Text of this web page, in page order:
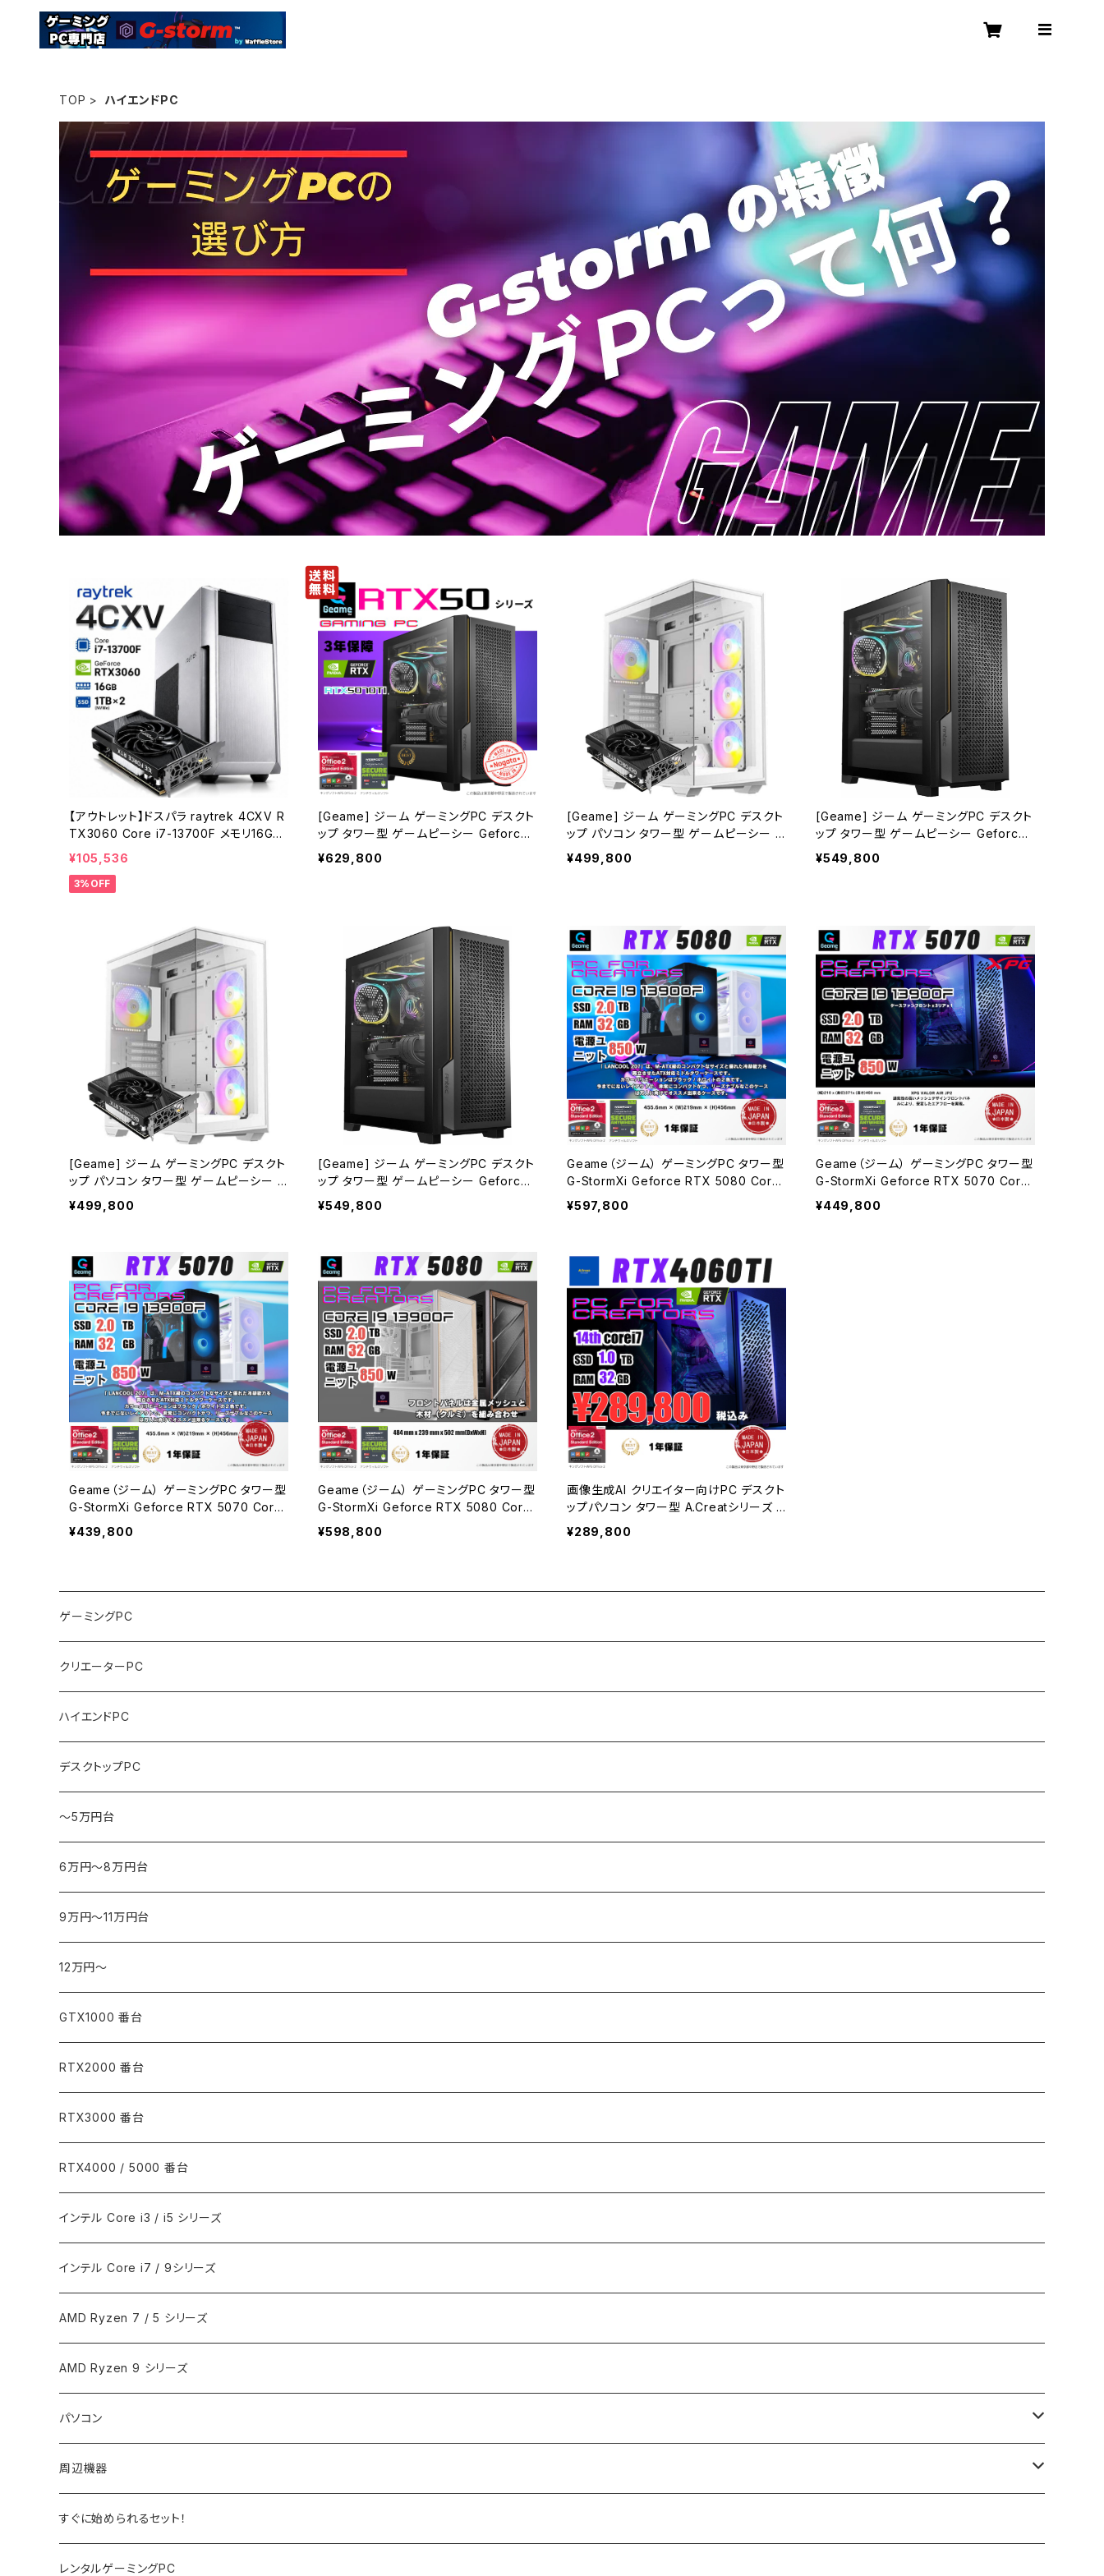
TOP ハイエンドPC
【アウトレット】ドスパラ raytrek 4CXV R
TX3060 Core i7-13700F メモリ16GB
SSD1TBx2 クリエイターPC 1点限り 90
日保証
¥105,536
3%OFF
[Geame] ジーム ゲーミングPC デスクト
ップ タワー型 ゲームピーシー Geforce
RTX5070 Core Ultra7-265F メモリ32
GB SSD1.0TB WiFi Windows11 クリエ
¥629,800
[Geame] ジーム ゲーミングPC デスクト
ップ パソコン タワー型 ゲームピーシー G
eforce RTX5070 Core i9-14900F c
pu 32GB メモリ 1.0TB SSD WiFi Wind
¥499,800
[Geame] ジーム ゲーミングPC デスクト
ップ タワー型 ゲームピーシー Geforce
RTX5070 Core i9-14900F cpu 64GB
メモリ 2.0TB SSD WiFi Windows11 ク
¥549,800
[Geame] ジーム ゲーミングPC デスクト
ップ パソコン タワー型 ゲームピーシー G
eforce RTX5070 Core i9-14900F c
pu 32GB メモリ 1.0TB SSD WiFi Wind
動画編集 gaming G-StormXi (ホワイト・
1) B0FBM4HSWY
¥499,800
[Geame] ジーム ゲーミングPC デスクト
ップ タワー型 ゲームピーシー Geforce
RTX5070 Core i9-14900F cpu 64GB
メモリ 2.0TB SSD WiFi Windows11 ク
ョン gaming G-StormXi (ブラック・1) B0
FBM3ZW9P
¥549,800
Geame（ジーム） ゲーミングPC タワー型
G-StormXi Geforce RTX 5080 Core
i9-13900F 32GBメモリ 2.0TBSSD WiF
i Windows 11 クリエイタ AI 動画編集 A
¥597,800
Geame（ジーム） ゲーミングPC タワー型
G-StormXi Geforce RTX 5070 Core
i9-13900F 32GBメモリ 2.0TBSSD WiF
i Windows 11 クリエイタ AI 動画編集
¥449,800
Geame（ジーム） ゲーミングPC タワー型
G-StormXi Geforce RTX 5070 Core
i9-13900F 32GBメモリ 2.0TBSSD WiF
i Windows 11 クリエイタ AI 動画編集
¥439,800
Geame（ジーム） ゲーミングPC タワー型
G-StormXi Geforce RTX 5080 Core
i9-13900F 32GBメモリ 2.0TBSSD WiF
i Windows 11 クリエイタ AI 動画編集 ジ
¥598,800
画像生成AI クリエイター向けPC デスクト
ップパソコン タワー型 A.Creatシリーズ i
7-14700F - RTX 4060 Ti - メモリ32G
B - SSD1.0TB
¥289,800
ゲーミングPC
クリエーターPC
ハイエンドPC
デスクトップPC
～5万円台
6万円～8万円台
9万円～11万円台
12万円～
GTX1000 番台
RTX2000 番台
RTX3000 番台
RTX4000 / 5000 番台
インテル Core i3 / i5 シリーズ
インテル Core i7 / 9シリーズ
AMD Ryzen 7 / 5 シリーズ
AMD Ryzen 9 シリーズ
パソコン
ノートPC
デスクトップPC
PCサーバー
周辺機器
モニター
キーボード
すぐに始められるセット！
レンタルゲーミングPC